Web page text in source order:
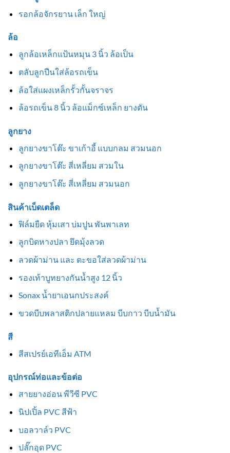
รอกล้อจักรยาน เล็ก ใหญ่
ล้อ
ลูกล้อเหล็กแป้นหมุน 3 นิ้ว ล้อเป็น
ตลับลูกปืนใส่ล้อรถเข็น
ล้อใส่แผงเหล็กรั้วกั้นจราจร
ล้อรถเข็น 8 นิ้ว ล้อแม็กซ์เหล็ก ยางตัน
ลูกยาง
ลูกยางขาโต๊ะ ขาเก้าอี้ แบบกลม สวมนอก
ลูกยางขาโต๊ะ สี่เหลี่ยม สวมใน
ลูกยางขาโต๊ะ สี่เหลี่ยม สวมนอก
สินค้าเบ็ดเตล็ด
ฟิล์มยืด หุ้มเสา บ่มปูน พันพาเลท
ลูกบิดหางปลา ยึดมุ้งลวด
ลวดผ้าม่าน และ ตะขอใส่ลวดผ้าม่าน
รองเท้าบูทยางกันน้ำสูง 12 นิ้ว
Sonax น้ำยาเอนกประสงค์
ขวดบีบพลาสติกปลายแหลม บีบกาว บีบน้ำมัน
สี
สีสเปรย์เอทีเอ็ม ATM
อุปกรณ์ท่อและข้อต่อ
สายยางอ่อน พีวีซี PVC
นิปเปิ้ล PVC สีฟ้า
บอลวาล์ว PVC
ปลั๊กอุด PVC